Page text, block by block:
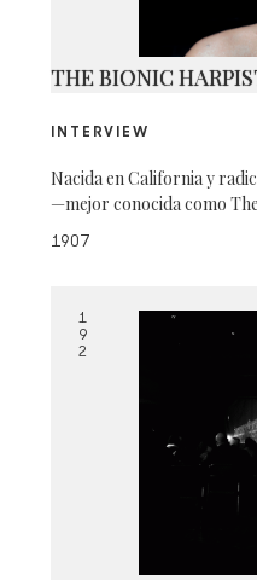
THE BIONIC
INTERVIEW
Nacida en California y
—mejor conocida como
1907
1
9
2